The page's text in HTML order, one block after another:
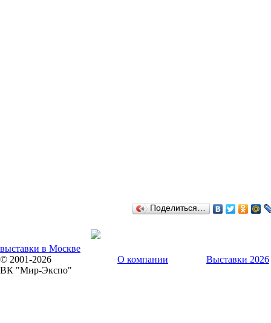
Поделиться…
выставки в Москве
© 2001-2026
ВК "Мир-Экспо"
О компании Выставки 2026